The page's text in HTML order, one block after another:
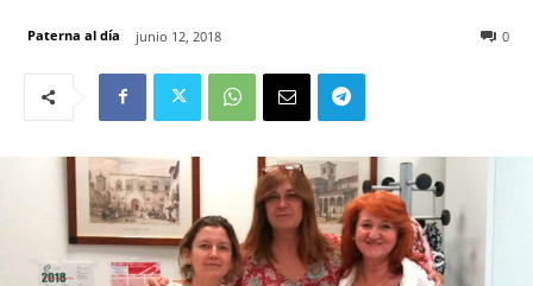
Paterna al día junio 12, 2018 0